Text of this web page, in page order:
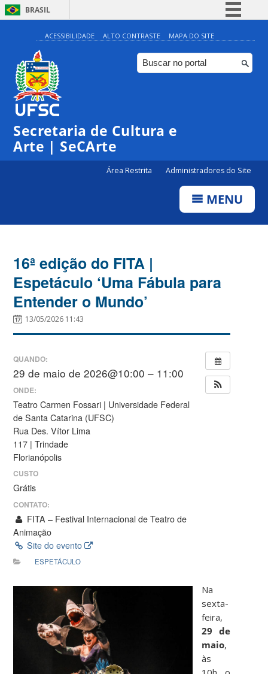
BRASIL
Simplifique!
Comunica BR
Participe
ACESSIBILIDADE ALTO CONTRASTE MAPA DO SITE
Secretaria de Cultura e
Arte | SeCArte
Área Restrita Administradores do Site
MENU
16ª edição do FITA |
Espetáculo ‘Uma Fábula para
Entender o Mundo’
13/05/2026 11:43
QUANDO:
29 de maio de 2026@10:00 – 11:00
ONDE:
Teatro Carmen Fossari | Universidade Federal
de Santa Catarina (UFSC)
Rua Des. Vítor Lima
117 | Trindade
Florianópolis
CUSTO
Grátis
CONTATO:
FITA – Festival Internacional de Teatro de
Animação
Site do evento
ESPETÁCULO
Na
sexta-
feira,
29 de
maio,
às